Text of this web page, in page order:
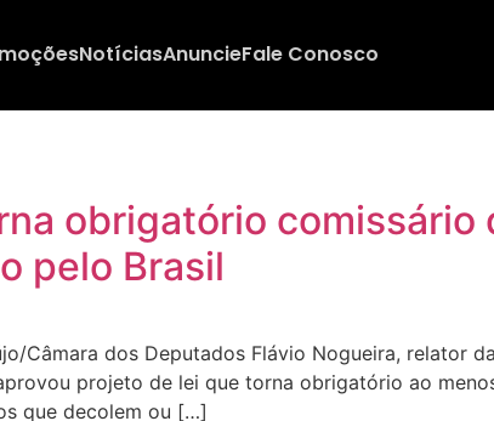
NotíciasAnuncieFale Conosco
obrigatório
pelo Brasil
Câmara dos Deputados Flávio Nogueira, relator
projeto de lei que torna obrigatório ao
que decolem ou […]